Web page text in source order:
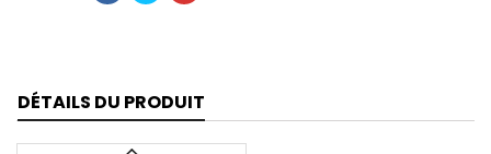
DÉTAILS DU PRODUIT